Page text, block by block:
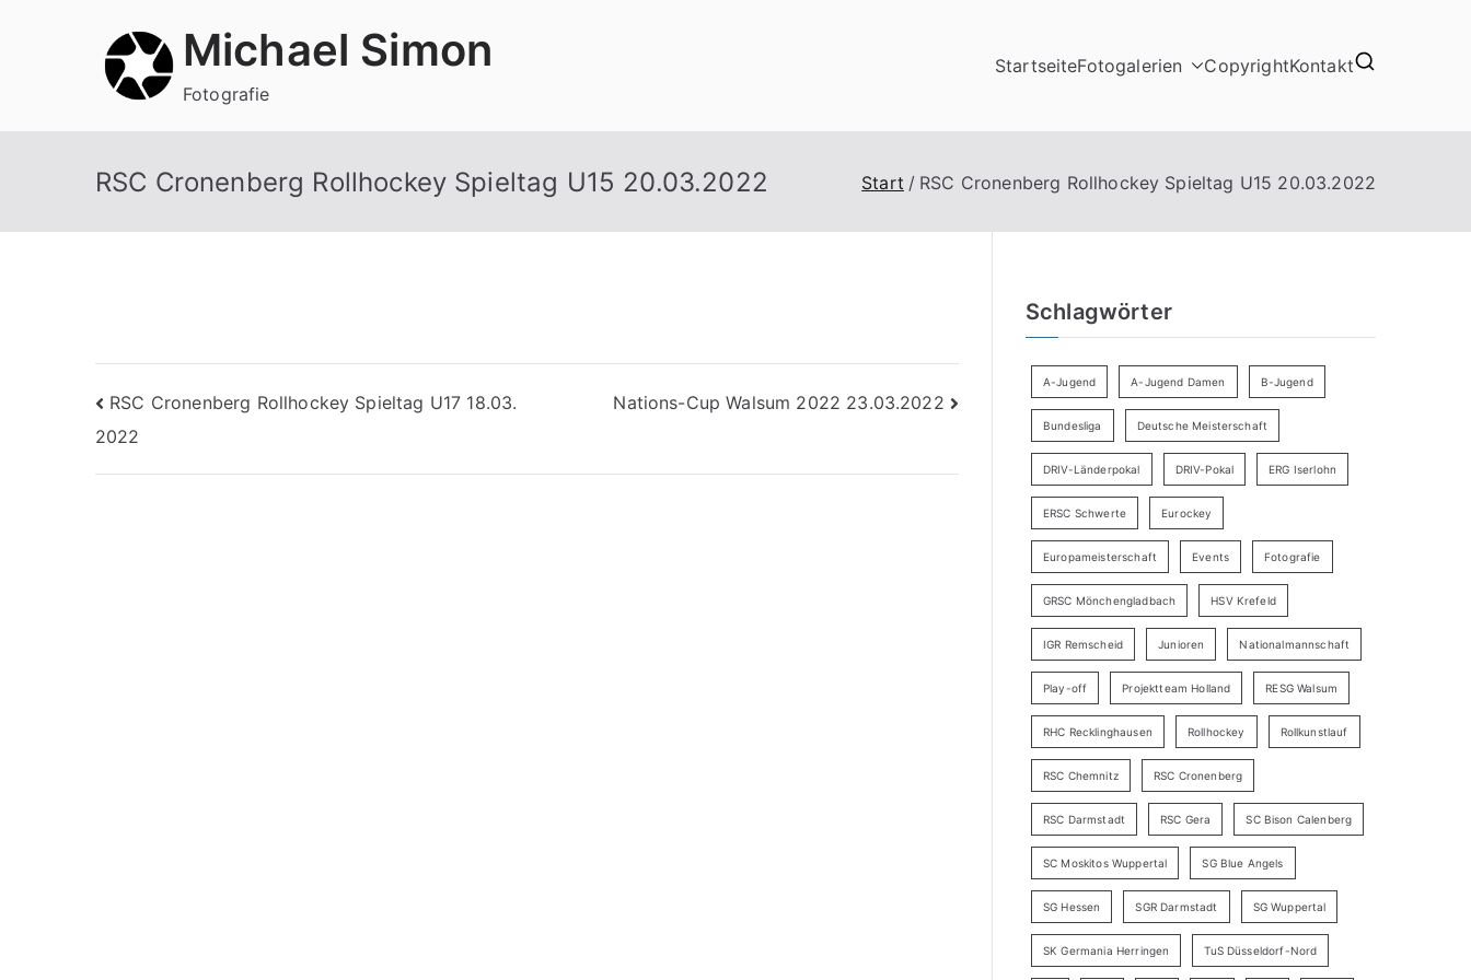
Michael Simon
Fotografie
StartseiteFotogalerien CopyrightKontakt
RSC Cronenberg Rollhockey Spieltag U15 20.03.2022 Start RSC Cronenberg Rollhockey Spieltag U15 20.03.2022
Beitragsnavigation
RSC Cronenberg Rollhockey Spieltag U17 18.03.
2022
Nations-Cup Walsum 2022 23.03.2022
Schlagwörter
A-Jugend A-Jugend Damen B-Jugend
Bundesliga Deutsche Meisterschaft
DRIV-Länderpokal DRIV-Pokal ERG Iserlohn
ERSC Schwerte Eurockey
Europameisterschaft Events Fotografie
GRSC Mönchengladbach HSV Krefeld
IGR Remscheid Junioren Nationalmannschaft
Play-off Projektteam Holland RESG Walsum
RHC Recklinghausen Rollhockey Rollkunstlauf
RSC Chemnitz RSC Cronenberg
RSC Darmstadt RSC Gera SC Bison Calenberg
SC Moskitos Wuppertal SG Blue Angels
SG Hessen SGR Darmstadt SG Wuppertal
SK Germania Herringen TuS Düsseldorf-Nord